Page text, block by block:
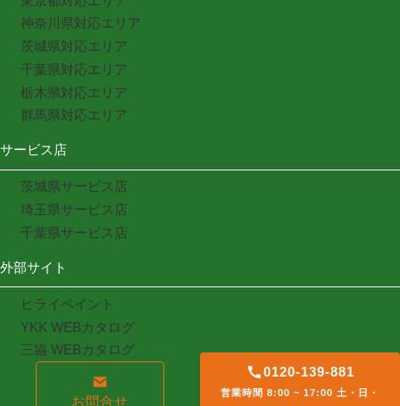
神奈川県対応エリア
茨城県対応エリア
千葉県対応エリア
栃木県対応エリア
群馬県対応エリア
サービス店
茨城県サービス店
埼玉県サービス店
千葉県サービス店
外部サイト
ヒライペイント
YKK WEBカタログ
三協 WEBカタログ
お問合せ
0120-139-881
営業時間 8:00 ~ 17:00 土・日・